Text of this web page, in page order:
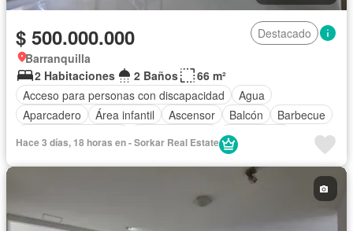
$ 500.000.000
Destacado
Barranquilla
2 Habitaciones
2 Baños
66 m²
Acceso para personas con discapacidad
Agua
Aparcadero
Área infantil Ascensor Balcón
Barbecue
Gas natural
Piscina
Terraza
Hace 3 días, 18 horas en - Sorkar Real Estate